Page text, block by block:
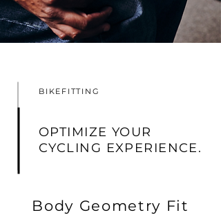
BIKEFITTING
OPTIMIZE YOUR
CYCLING EXPERIENCE.
Body Geometry Fit